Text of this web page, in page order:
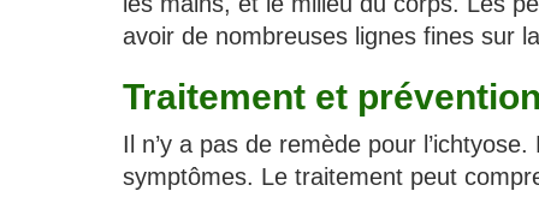
avoir de nombreuses lignes fines sur
Traitement et
Il n’y a pas de remède pour
symptômes. Le traitement peut